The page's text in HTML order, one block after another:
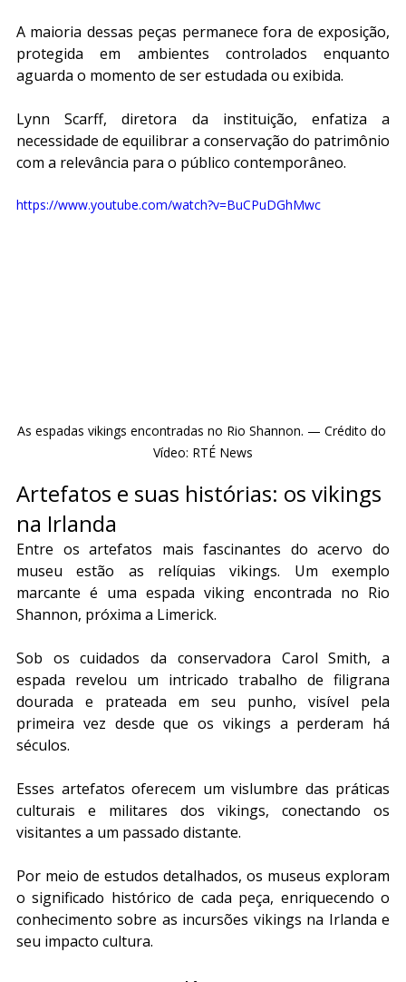
A maioria dessas peças permanece fora de exposição,
protegida em ambientes controlados enquanto
aguarda o momento de ser estudada ou exibida.
Lynn Scarff, diretora da instituição, enfatiza a
necessidade de equilibrar a conservação do patrimônio
com a relevância para o público contemporâneo.
https://www.youtube.com/watch?v=BuCPuDGhMwc
As espadas vikings encontradas no Rio Shannon. — Crédito do
Vídeo: RTÉ News
Artefatos e suas histórias: os vikings
na Irlanda
Entre os artefatos mais fascinantes do acervo do
museu estão as relíquias vikings. Um exemplo
marcante é uma espada viking encontrada no Rio
Shannon, próxima a Limerick.
Sob os cuidados da conservadora Carol Smith, a
espada revelou um intricado trabalho de filigrana
dourada e prateada em seu punho, visível pela
primeira vez desde que os vikings a perderam há
séculos.
Esses artefatos oferecem um vislumbre das práticas
culturais e militares dos vikings, conectando os
visitantes a um passado distante.
Por meio de estudos detalhados, os museus exploram
o significado histórico de cada peça, enriquecendo o
conhecimento sobre as incursões vikings na Irlanda e
seu impacto cultura.